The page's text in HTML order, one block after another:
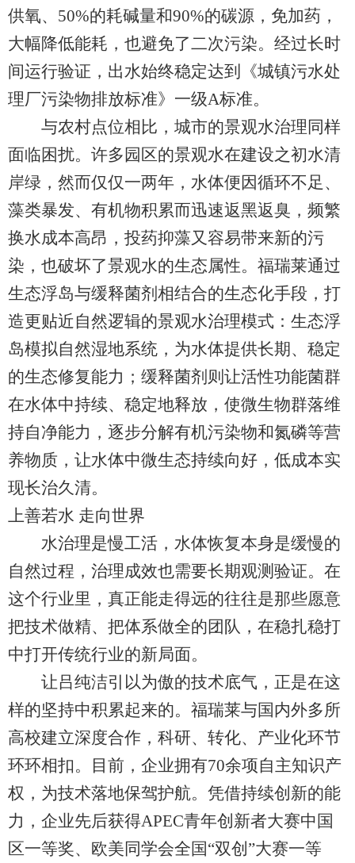
供氧、50%的耗碱量和90%的碳源，免加药，
大幅降低能耗，也避免了二次污染。经过长时
间运行验证，出水始终稳定达到《城镇污水处
理厂污染物排放标准》一级A标准。
与农村点位相比，城市的景观水治理同样
面临困扰。许多园区的景观水在建设之初水清
岸绿，然而仅仅一两年，水体便因循环不足、
藻类暴发、有机物积累而迅速返黑返臭，频繁
换水成本高昂，投药抑藻又容易带来新的污
染，也破坏了景观水的生态属性。福瑞莱通过
生态浮岛与缓释菌剂相结合的生态化手段，打
造更贴近自然逻辑的景观水治理模式：生态浮
岛模拟自然湿地系统，为水体提供长期、稳定
的生态修复能力；缓释菌剂则让活性功能菌群
在水体中持续、稳定地释放，使微生物群落维
持自净能力，逐步分解有机污染物和氮磷等营
养物质，让水体中微生态持续向好，低成本实
现长治久清。
上善若水 走向世界
水治理是慢工活，水体恢复本身是缓慢的
自然过程，治理成效也需要长期观测验证。在
这个行业里，真正能走得远的往往是那些愿意
把技术做精、把体系做全的团队，在稳扎稳打
中打开传统行业的新局面。
让吕纯洁引以为傲的技术底气，正是在这
样的坚持中积累起来的。福瑞莱与国内外多所
高校建立深度合作，科研、转化、产业化环节
环环相扣。目前，企业拥有70余项自主知识产
权，为技术落地保驾护航。凭借持续创新的能
力，企业先后获得APEC青年创新者大赛中国
区一等奖、欧美同学会全国“双创”大赛一等